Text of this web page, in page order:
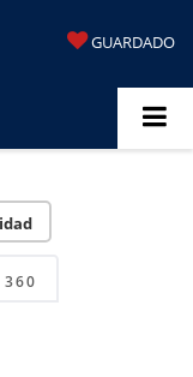
GUARDADO
360
luego